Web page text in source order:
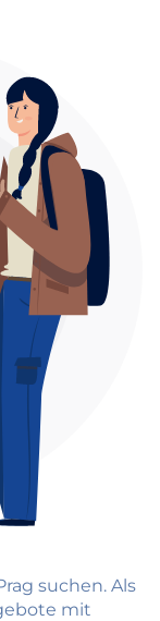
suchen. Als
mit